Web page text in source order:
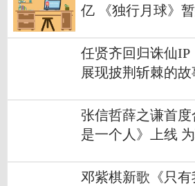
亿 《独行月球》
任贤齐回归诛仙IP
展现披荆斩棘的故
张信哲薛之谦首
是一个人》上线
邓紫棋新歌《只有